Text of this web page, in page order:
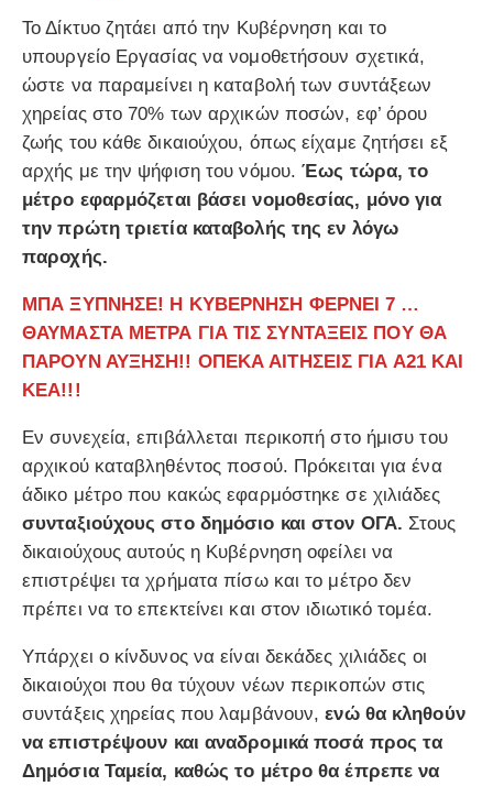
Το Δίκτυο ζητάει από την Κυβέρνηση και το
υπουργείο Εργασίας να νομοθετήσουν σχετικά,
ώστε να παραμείνει η καταβολή των συντάξεων
χηρείας στο 70% των αρχικών ποσών, εφ’ όρου
ζωής του κάθε δικαιούχου, όπως είχαμε ζητήσει εξ
αρχής με την ψήφιση του νόμου.Έως τώρα, το
μέτρο εφαρμόζεται βάσει νομοθεσίας, μόνο για
την πρώτη τριετία καταβολής της εν λόγω
παροχής.
ΜΠΑ ΞΥΠΝΗΣΕ! Η ΚΥΒΕΡΝΗΣΗ ΦΕΡΝΕΙ 7 …
ΘΑΥΜΑΣΤΑ ΜΕΤΡΑ ΓΙΑ ΤΙΣ ΣΥΝΤΑΞΕΙΣ ΠΟΥ ΘΑ
ΠΑΡΟΥΝ ΑΥΞΗΣΗ!! ΟΠΕΚΑ ΑΙΤΗΣΕΙΣ ΓΙΑ Α21 ΚΑΙ
ΚΕΑ!!!
Εν συνεχεία, επιβάλλεται περικοπή στο ήμισυ του
αρχικού καταβληθέντος ποσού. Πρόκειται για ένα
άδικο μέτρο που κακώς εφαρμόστηκε σε χιλιάδες
συνταξιούχους στο δημόσιο και στον ΟΓΑ. Στους
δικαιούχους αυτούς η Κυβέρνηση οφείλει να
επιστρέψει τα χρήματα πίσω και το μέτρο δεν
πρέπει να το επεκτείνει και στον ιδιωτικό τομέα.
Υπάρχει ο κίνδυνος να είναι δεκάδες χιλιάδες οι
δικαιούχοι που θα τύχουν νέων περικοπών στις
συντάξεις χηρείας που λαμβάνουν,ενώ θα κληθούν
να επιστρέψουν και αναδρομικά ποσά προς τα
Δημόσια Ταμεία, καθώς το μέτρο θα έπρεπε να